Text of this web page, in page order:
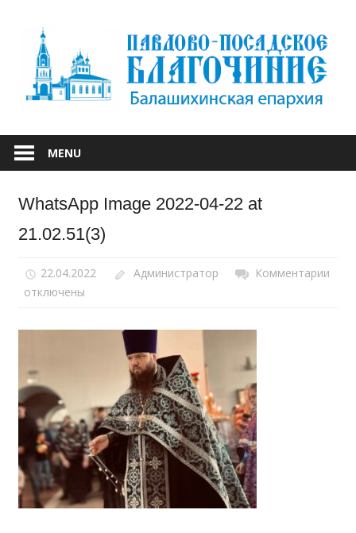
content
ПАВЛОВО-
ПОСАДСКОЕ
MENU
WhatsApp Image 2022-04-22 at
21.02.51(3)
22.04.2022 Администратор Комментарии
отключены